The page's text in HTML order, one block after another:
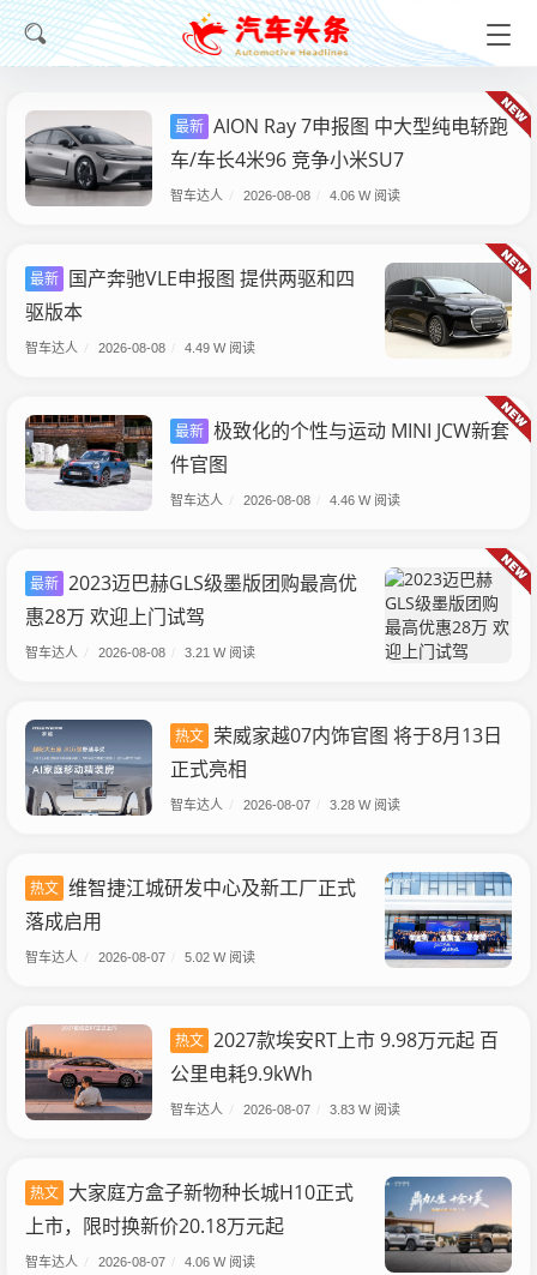
最新 AION Ray 7申报图 中大型纯电轿跑
车/车长4米96 竞争小米SU7
智车达人 2026-08-08 4.06 W 阅读
最新 国产奔驰VLE申报图 提供两驱和四
驱版本
智车达人 2026-08-08 4.49 W 阅读
最新 极致化的个性与运动 MINI JCW新套
件官图
智车达人 2026-08-08 4.46 W 阅读
最新 2023迈巴赫GLS级墨版团购最高优
惠28万 欢迎上门试驾
智车达人 2026-08-08 3.21 W 阅读
热文 荣威家越07内饰官图 将于8月13日
正式亮相
智车达人 2026-08-07 3.28 W 阅读
热文 维智捷江城研发中心及新工厂正式
落成启用
智车达人 2026-08-07 5.02 W 阅读
热文 2027款埃安RT上市 9.98万元起 百
公里电耗9.9kWh
智车达人 2026-08-07 3.83 W 阅读
热文 大家庭方盒子新物种长城H10正式
上市，限时换新价20.18万元起
智车达人 2026-08-07 4.06 W 阅读